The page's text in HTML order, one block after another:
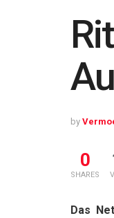
by
0
SHARES
Das